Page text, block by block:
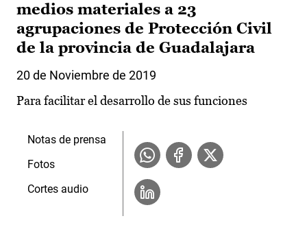
medios materiales a 23
agrupaciones de Protección Civil
de la provincia de Guadalajara
20 de Noviembre de 2019
Para facilitar el desarrollo de sus funciones
Notas de prensa
Fotos
Cortes audio